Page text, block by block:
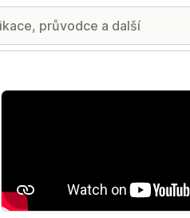
Galerie propagovaných obrázků